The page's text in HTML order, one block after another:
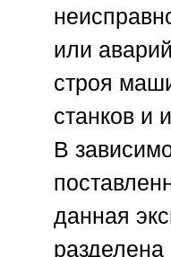
или
строя
станков и
В
данная
разделена